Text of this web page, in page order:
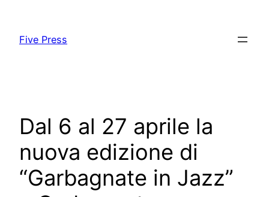
content
Five Press
Dal 6 al 27 aprile la
nuova edizione di
“Garbagnate in Jazz”